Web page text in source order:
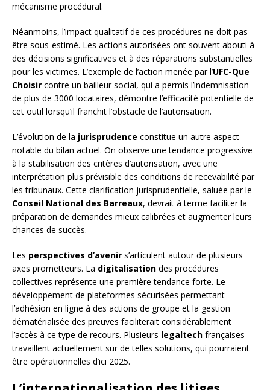
mécanisme procédural.
Néanmoins, l’impact qualitatif de ces procédures ne doit pas
être sous-estimé. Les actions autorisées ont souvent abouti à
des décisions significatives et à des réparations substantielles
pour les victimes. L’exemple de l’action menée par l’UFC-Que
Choisir contre un bailleur social, qui a permis l’indemnisation
de plus de 3000 locataires, démontre l’efficacité potentielle de
cet outil lorsqu’il franchit l’obstacle de l’autorisation.
L’évolution de la jurisprudence constitue un autre aspect
notable du bilan actuel. On observe une tendance progressive
à la stabilisation des critères d’autorisation, avec une
interprétation plus prévisible des conditions de recevabilité par
les tribunaux. Cette clarification jurisprudentielle, saluée par le
Conseil National des Barreaux, devrait à terme faciliter la
préparation de demandes mieux calibrées et augmenter leurs
chances de succès.
Les perspectives d’avenir s’articulent autour de plusieurs
axes prometteurs. La digitalisation des procédures
collectives représente une première tendance forte. Le
développement de plateformes sécurisées permettant
l’adhésion en ligne à des actions de groupe et la gestion
dématérialisée des preuves faciliterait considérablement
l’accès à ce type de recours. Plusieurs legaltech françaises
travaillent actuellement sur de telles solutions, qui pourraient
être opérationnelles d’ici 2025.